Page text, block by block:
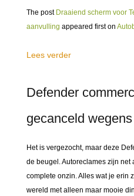
The post Draaiend scherm voor
aanvulling appeared first on
Lees verder
Defender
gecanceld
Het is vergezocht, maar deze
de beugel. Autoreclames zijn net
complete onzin. Alles wat je erin
wereld met alleen maar mooie